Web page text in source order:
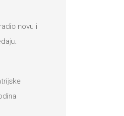
novu i